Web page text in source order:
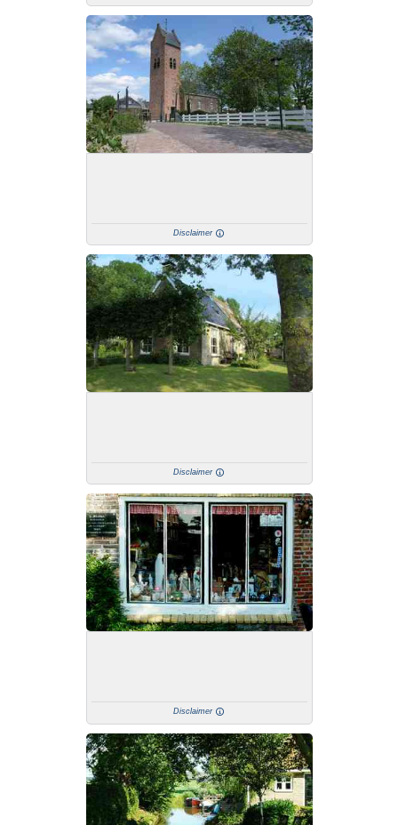
Disclaimer
Disclaimer
Disclaimer